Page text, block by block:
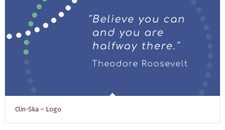
Clin-Ska – Logo